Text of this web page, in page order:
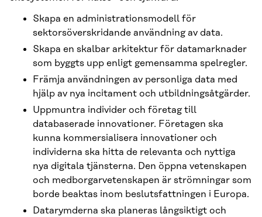
Skapa en administrationsmodell för
sektorsöverskridande användning av data.
Skapa en skalbar arkitektur för datamarknader
som byggts upp enligt gemensamma spelregler.
Främja användningen av personliga data med
hjälp av nya incitament och utbildningsåtgärder.
Uppmuntra individer och företag till
databaserade innovationer. Företagen ska
kunna kommersialisera innovationer och
individerna ska hitta de relevanta och nyttiga
nya digitala tjänsterna. Den öppna vetenskapen
och medborgarvetenskapen är strömningar som
borde beaktas inom beslutsfattningen i Europa.
Datarymderna ska planeras långsiktigt och